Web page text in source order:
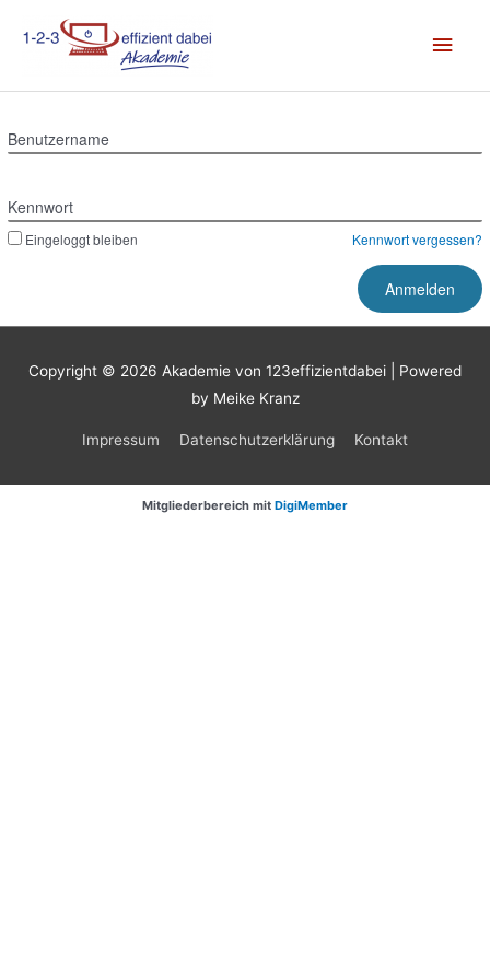
Inhalt
Benutzername
Kennwort
Eingeloggt bleiben Kennwort vergessen?
Copyright © 2026 Akademie von 123effizientdabei | Powered
by Meike Kranz
Impressum Datenschutzerklärung Kontakt
Mitgliederbereich mit DigiMember